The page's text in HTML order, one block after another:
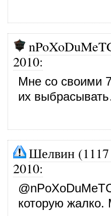
2010:
Мне со своими
их
Шелвин
2010:
@
которую